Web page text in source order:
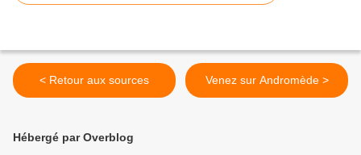
< Retour aux sources Venez sur Andromède >
Hébergé par Overblog